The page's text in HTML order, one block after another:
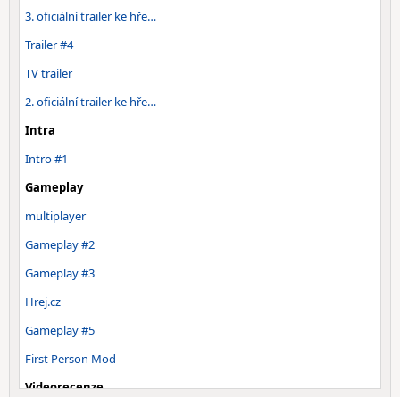
3. oficiální trailer ke hře…
Trailer #4
TV trailer
2. oficiální trailer ke hře…
Intra
Intro #1
Gameplay
multiplayer
Gameplay #2
Gameplay #3
Hrej.cz
Gameplay #5
First Person Mod
Videorecenze